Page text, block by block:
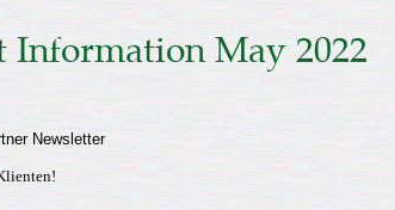
Information May 2022
Newsletter